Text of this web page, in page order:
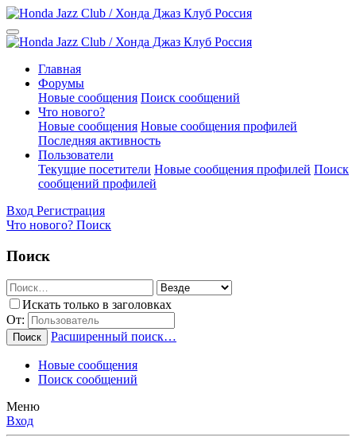
Главная
Форумы
Новые сообщения Поиск сообщений
Что нового?
Новые сообщения Новые сообщения профилей
Последняя активность
Пользователи
Текущие посетители Новые сообщения профилей Поиск
сообщений профилей
Вход Регистрация
Что нового? Поиск
Поиск
Искать только в заголовках
От:
Поиск Расширенный поиск…
Новые сообщения
Поиск сообщений
Меню
Вход